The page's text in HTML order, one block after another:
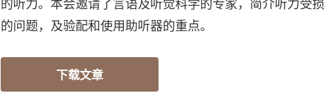
的听力。本会邀请了言语及听觉科学的专家，简介听力受损
的问题，及验配和使用助听器的重点。
下载文章